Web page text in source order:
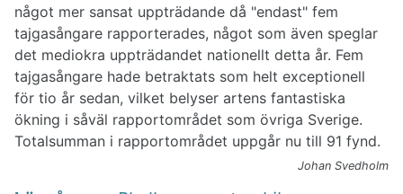
något mer sansat uppträdande då "endast" fem
tajgasångare rapporterades, något som även speglar
det mediokra uppträdandet nationellt detta år. Fem
tajgasångare hade betraktats som helt exceptionell
för tio år sedan, vilket belyser artens fantastiska
ökning i såväl rapportområdet som övriga Sverige.
Totalsumman i rapportområdet uppgår nu till 91 fynd.
Johan Svedholm